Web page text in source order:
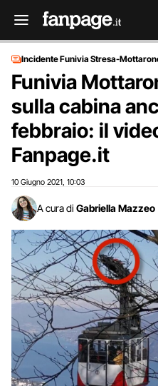
Incidente Funivia Stresa-
Funivia
sulla cabina
febbraio: il
Fanpage.it
10 Giugno 2021 10:03
A cura di Gabriella Mazzeo